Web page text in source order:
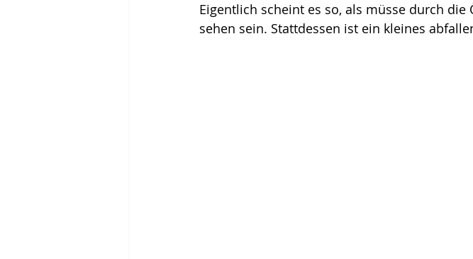
Eigentlich scheint es so, als müsse durch
sehen sein. Stattdessen ist ein kleines